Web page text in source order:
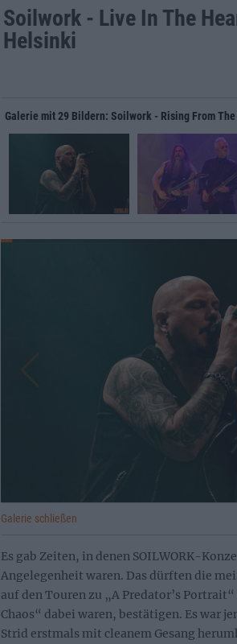
Soilwork - Live In The
Helsinki
Galerie mit 29 Bildern: Soilwork - Rising From
Galerie schließen
Es gab Zeiten, in denen SOILWORK-
Angelegenheit waren. Das dürften die
auf den Touren zu „A Predator’s
Chaos“ dabei waren, bestätigen. Es war
Strid erstmals mit cleanem Gesang